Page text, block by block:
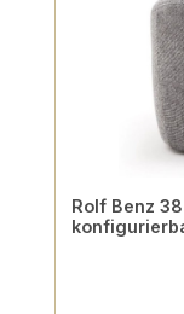
Rolf Benz